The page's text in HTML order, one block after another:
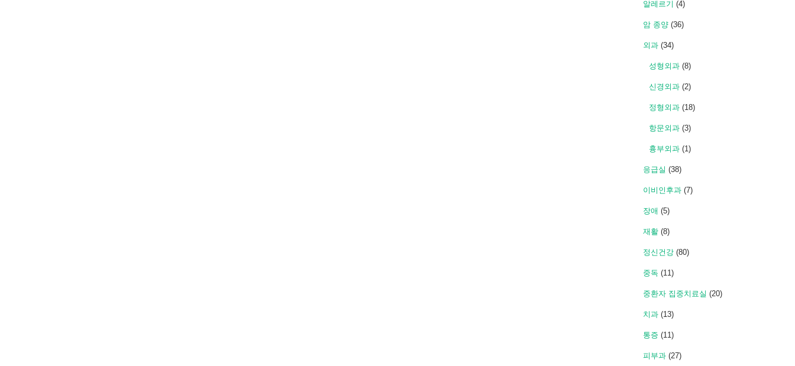
알레르기 (4)
암 종양 (36)
외과 (34)
성형외과 (8)
신경외과 (2)
정형외과 (18)
항문외과 (3)
흉부외과 (1)
응급실 (38)
이비인후과 (7)
장애 (5)
재활 (8)
정신건강 (80)
중독 (11)
중환자 집중치료실 (20)
치과 (13)
통증 (11)
피부과 (27)